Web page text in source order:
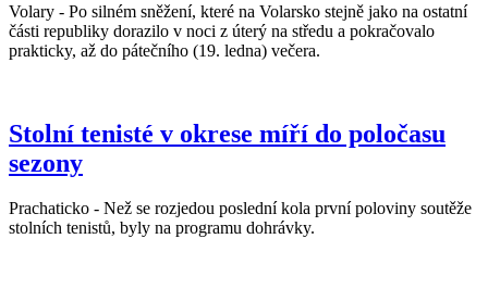
Volary - Po silném sněžení, které na Volarsko stejně jako na ostatní
části republiky dorazilo v noci z úterý na středu a pokračovalo
prakticky, až do pátečního (19. ledna) večera.
Stolní tenisté v okrese míří do poločasu
sezony
Prachaticko - Než se rozjedou poslední kola první poloviny soutěže
stolních tenistů, byly na programu dohrávky.